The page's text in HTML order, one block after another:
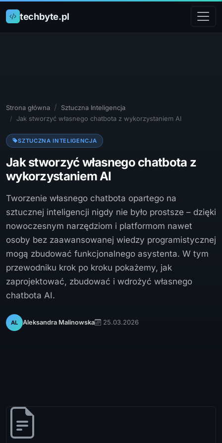
techbyte.pl
Strona główna
Sztuczna Inteligencja
Jak stworzyć własnego chatbota z wykorzystaniem AI
SZTUCZNA INTELIGENCJA
Jak stworzyć własnego chatbota z
wykorzystaniem AI
Tworzenie własnego chatbota opartego na
sztucznej inteligencji nigdy nie było prostsze – dzięki
nowoczesnym narzędziom i platformom nawet
osoby bez zaawansowanej wiedzy programistycznej
mogą zbudować funkcjonalnego asystenta. W tym
przewodniku krok po kroku pokażemy, jak
zaprojektować, zbudować i wdrożyć własnego
chatbota AI.
AL Aleksandra Malinowska 25.03.2026